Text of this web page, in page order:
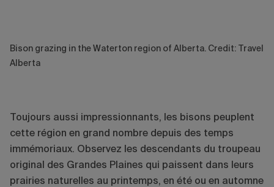
Bison grazing in the Waterton region of Alberta. Credit: Travel
Alberta
Toujours aussi impressionnants, les bisons peuplent
cette région en grand nombre depuis des temps
immémoriaux. Observez les descendants du troupeau
original des Grandes Plaines qui paissent dans leurs
prairies naturelles au printemps, en été ou en automne